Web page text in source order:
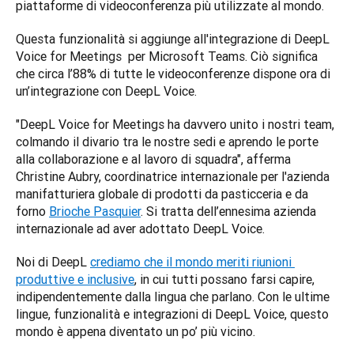
piattaforme di videoconferenza più utilizzate al mondo.
Questa funzionalità si aggiunge all'integrazione di DeepL
Voice for Meetings per Microsoft Teams. Ciò significa
che circa l’88% di tutte le videoconferenze dispone ora di
un’integrazione con DeepL Voice.
"DeepL Voice for Meetings ha davvero unito i nostri team,
colmando il divario tra le nostre sedi e aprendo le porte
alla collaborazione e al lavoro di squadra", afferma
Christine Aubry, coordinatrice internazionale per l'azienda
manifatturiera globale di prodotti da pasticceria e da
forno Brioche Pasquier. Si tratta dell’ennesima azienda
internazionale ad aver adottato DeepL Voice.
Noi di DeepL crediamo che il mondo meriti riunioni
produttive e inclusive, in cui tutti possano farsi capire,
indipendentemente dalla lingua che parlano. Con le ultime
lingue, funzionalità e integrazioni di DeepL Voice, questo
mondo è appena diventato un po’ più vicino.